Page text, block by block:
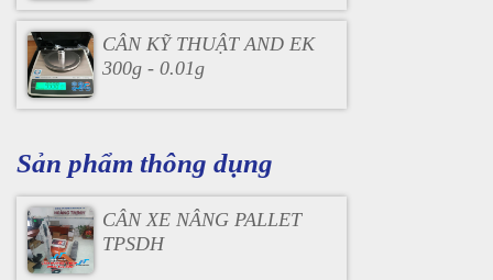
CÂN KỸ THUẬT AND EK
300g - 0.01g
Sản phẩm thông dụng
CÂN XE NÂNG PALLET
TPSDH